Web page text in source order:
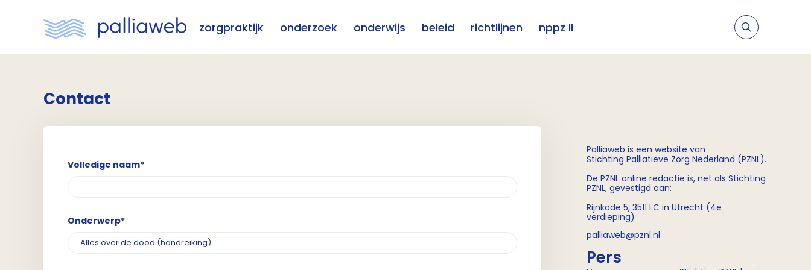
zorgpraktijk onderzoek onderwijs beleid richtlijnen nppz II
Contact
Volledige naam*
Onderwerp*
Palliaweb is een website van
Stichting Palliatieve Zorg Nederland (PZNL).
De PZNL online redactie is, net als Stichting
PZNL, gevestigd aan:
Rijnkade 5, 3511 LC in Utrecht (4e
verdieping)
palliaweb@pznl.nl
Pers